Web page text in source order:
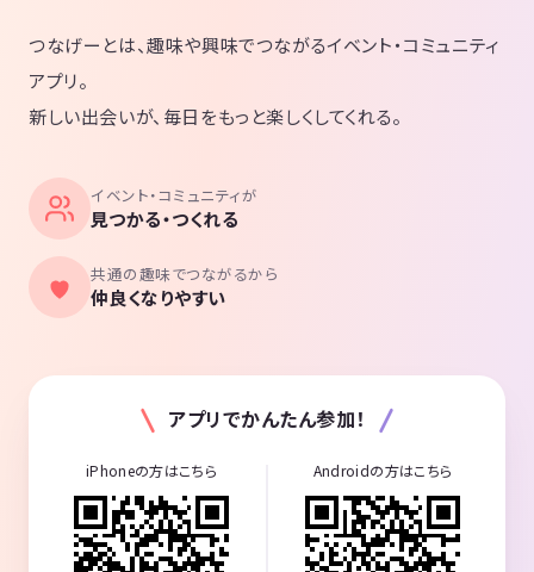
つなげーとは、趣味や興味でつながるイベント・コミュニティ
アプリ。
新しい出会いが、毎日をもっと楽しくしてくれる。
イベント・コミュニティが
見つかる・つくれる
共通の趣味でつながるから
仲良くなりやすい
アプリでかんたん参加！
iPhoneの方はこちら Androidの方はこちら